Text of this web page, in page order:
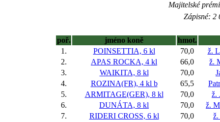
Majitelské
Zápisné: 2
poř. jméno koně
hmot.
1.
POINSETTIA, 6 kl 70,0
ž.
2.
APAS ROCKA, 4 kl 66,0
ž.
3.
WAIKITA, 8 kl 70,0
4.
ROZINA(FR), 4 kl b 65,5
5.
ARMITAGE(GER), 8 kl 70,0
ž.
6.
DUNÁTA, 8 kl 70,0
ž.
7.
RIDERI CROSS, 6 kl 70,0
ž.